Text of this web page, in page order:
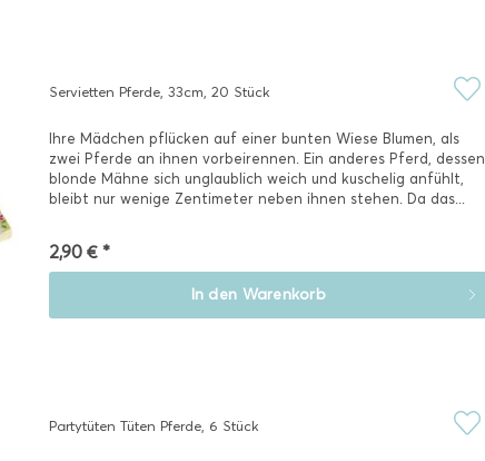
Servietten Pferde, 33cm, 20 Stück
Ihre Mädchen pflücken auf einer bunten Wiese Blumen, als
zwei Pferde an ihnen vorbeirennen. Ein anderes Pferd, dessen
blonde Mähne sich unglaublich weich und kuschelig anfühlt,
bleibt nur wenige Zentimeter neben ihnen stehen. Da das...
2,90 € *
In den Warenkorb
Partytüten Tüten Pferde, 6 Stück